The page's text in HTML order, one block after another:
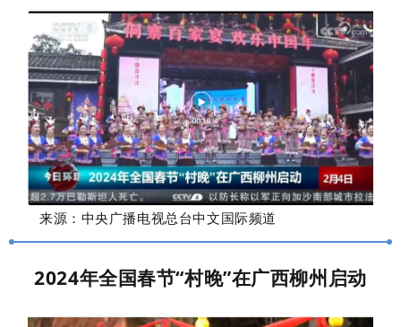
来源： 中央广播电视总台中文国际频道
2024年全国春节“村晚”在广西柳州启动